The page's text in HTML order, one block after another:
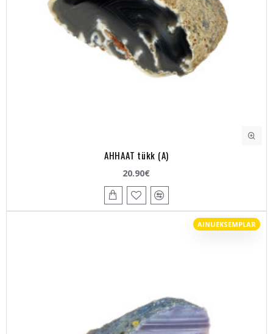
AHHAAT tükk (A)
20.90€
AINUEKSEMPLAR